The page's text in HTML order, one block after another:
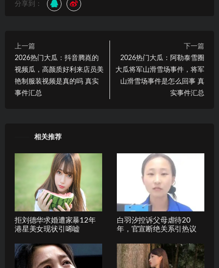
分享到：
上一篇
2026热门大瓜：抖音腾嶤的
视频瓜，高颜质好利来店员美
艳制服装视频是真的吗 真实
事件汇总
下一篇
2026热门大瓜：阿勒泰雪圈
大瓜将军山滑雪场事件，将军
山滑雪场事件是怎么回事 真
实事件汇总
相关推荐
拒刘德华求婚遭家暴12年
港星美女现状引唏嘘
白羽汐控诉父母虐待20
年，官宣断绝关系引热议